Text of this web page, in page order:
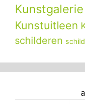
Kunstgalerie
Kunstuitleen
schilderen